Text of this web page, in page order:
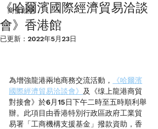
商會動態
《哈爾濱國際經濟貿易洽談
會》香港館
已更新： 2022年5月23日
為增強龍港兩地商務交流活動，
《哈爾濱
國際經濟貿易洽談會》 及《缐上龍港商貿
對接會》於6月15日下午二時至五時順利舉
辦。此項目由香港特別行政區政府工業貿
易署「工商機構支援基金」撥款資助，香